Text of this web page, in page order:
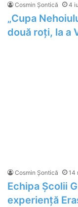
Cosmin Șontică 4
„Cupa
două roți, la a
Cosmin Șontică 14
Echipa Școlii
experiență